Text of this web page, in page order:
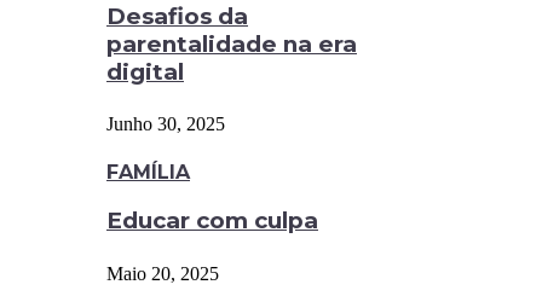
Desafios da
parentalidade na era
digital
Junho 30, 2025
FAMÍLIA
Educar com culpa
Maio 20, 2025